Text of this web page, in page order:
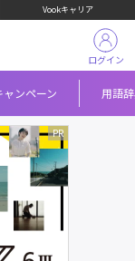
Vookキャリア
ャンペーン 用語
ログイン